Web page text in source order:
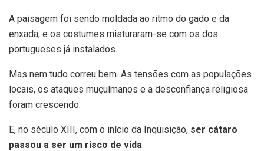
A paisagem foi sendo moldada ao ritmo do gado e da
enxada, e os costumes misturaram-se com os dos
portugueses já instalados.
Mas nem tudo correu bem. As tensões com as populações
locais, os ataques muçulmanos e a desconfiança religiosa
foram crescendo.
E, no século XIII, com o início da Inquisição, ser cátaro
passou a ser um risco de vida.